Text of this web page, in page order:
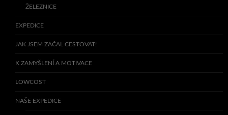
ŽELEZNICE
EXPEDICE
JAK JSEM ZAČAL CESTOVAT!
K ZAMYŠLENÍ A MOTIVACE
LOWCOST
NAŠE EXPEDICE